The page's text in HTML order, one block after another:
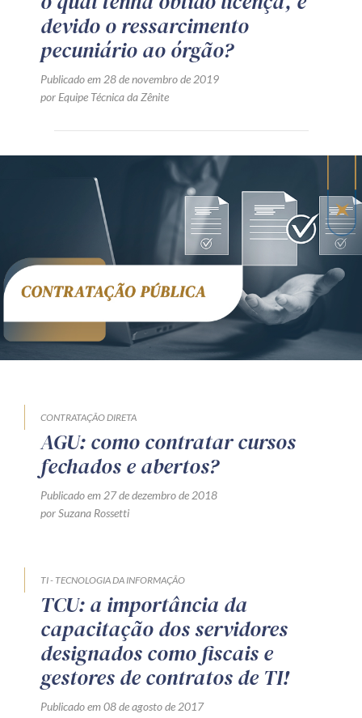
devido o ressarcimento
pecuniário ao órgão?
Publicado em 28 de novembro de 2019
por Equipe Técnica da Zênite
CONTRATAÇÃO DIRETA
AGU: como contratar cursos
fechados e abertos?
Publicado em 27 de dezembro de 2018
por Suzana Rossetti
TI - TECNOLOGIA DA INFORMAÇÃO
TCU: a importância da
capacitação dos servidores
designados como fiscais e
gestores de contratos de TI!
Publicado em 08 de agosto de 2017